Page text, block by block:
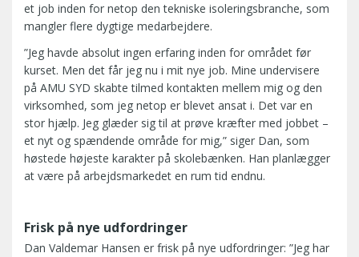
et job inden for netop den tekniske isoleringsbranche, som
mangler flere dygtige medarbejdere.
”Jeg havde absolut ingen erfaring inden for området før
kurset. Men det får jeg nu i mit nye job. Mine undervisere
på AMU SYD skabte tilmed kontakten mellem mig og den
virksomhed, som jeg netop er blevet ansat i. Det var en
stor hjælp. Jeg glæder sig til at prøve kræfter med jobbet –
et nyt og spændende område for mig,” siger Dan, som
høstede højeste karakter på skolebænken. Han planlægger
at være på arbejdsmarkedet en rum tid endnu.
Frisk på nye udfordringer
Dan Valdemar Hansen er frisk på nye udfordringer: ”Jeg har